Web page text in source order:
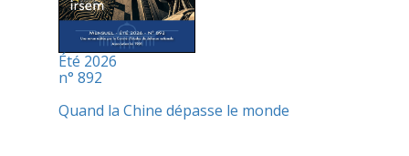
Été 2026
n° 892
Quand la Chine dépasse le monde